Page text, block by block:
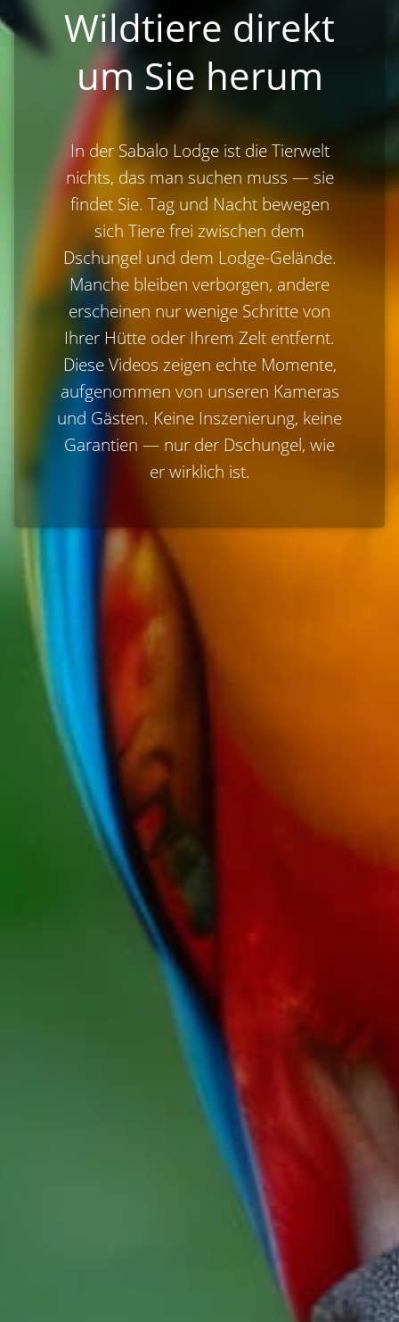
Wildtiere direkt
um Sie herum
In der Sabalo Lodge ist die Tierwelt
nichts, das man suchen muss — sie
findet Sie. Tag und Nacht bewegen
sich Tiere frei zwischen dem
Dschungel und dem Lodge-Gelände.
Manche bleiben verborgen, andere
erscheinen nur wenige Schritte von
Ihrer Hütte oder Ihrem Zelt entfernt.
Diese Videos zeigen echte Momente,
aufgenommen von unseren Kameras
und Gästen. Keine Inszenierung, keine
Garantien — nur der Dschungel, wie
er wirklich ist.